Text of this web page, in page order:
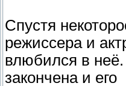
Спустя
режиссера и
влюбился в
закончена и его